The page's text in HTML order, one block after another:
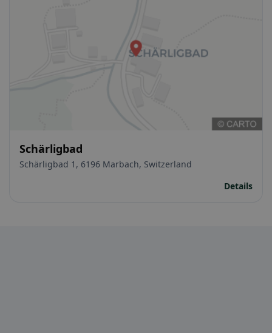
Schärligbad
Schärligbad 1, 6196 Marbach, Switzerland
Details